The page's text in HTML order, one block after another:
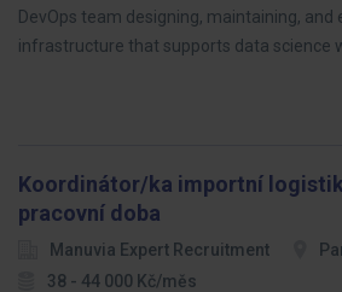
DevOps team designing, maintaining, and
infrastructure that supports data science
Koordinátor/ka importní
pracovní doba
Manuvia Expert Recruitment
38 - 44 000 Kč/měs